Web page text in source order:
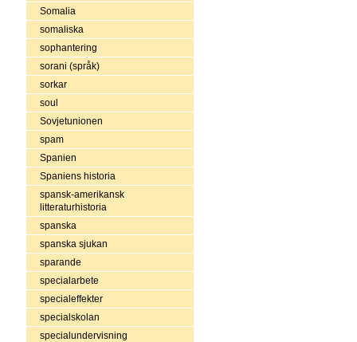
Somalia
somaliska
sophantering
sorani (språk)
sorkar
soul
Sovjetunionen
spam
Spanien
Spaniens historia
spansk-amerikansk
litteraturhistoria
spanska
spanska sjukan
sparande
specialarbete
specialeffekter
specialskolan
specialundervisning